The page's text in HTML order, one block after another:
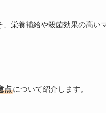
栄養補給や殺菌効果の高い
点について紹介します。